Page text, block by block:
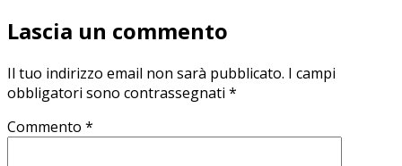
Lascia un commento
Il tuo indirizzo email non sarà pubblicato. I campi
obbligatori sono contrassegnati *
Commento *